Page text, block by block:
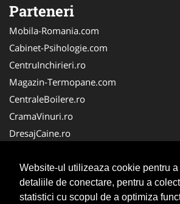
Website-ul utilizeaza cookie pentru
detaliile de conectare, pentru a
statistici cu scopul de a optimiza
Parteneri
Mobila-Romania.com
Cabinet-Psihologie.com
CentruInchirieri.ro
Magazin-Termopane.com
CentraleBoilere.ro
CramaVinuri.ro
DresajCaine.ro
Alpinist-Utilitar.com
Birouri-Cadastru.ro
FirmaTractariAuto.ro